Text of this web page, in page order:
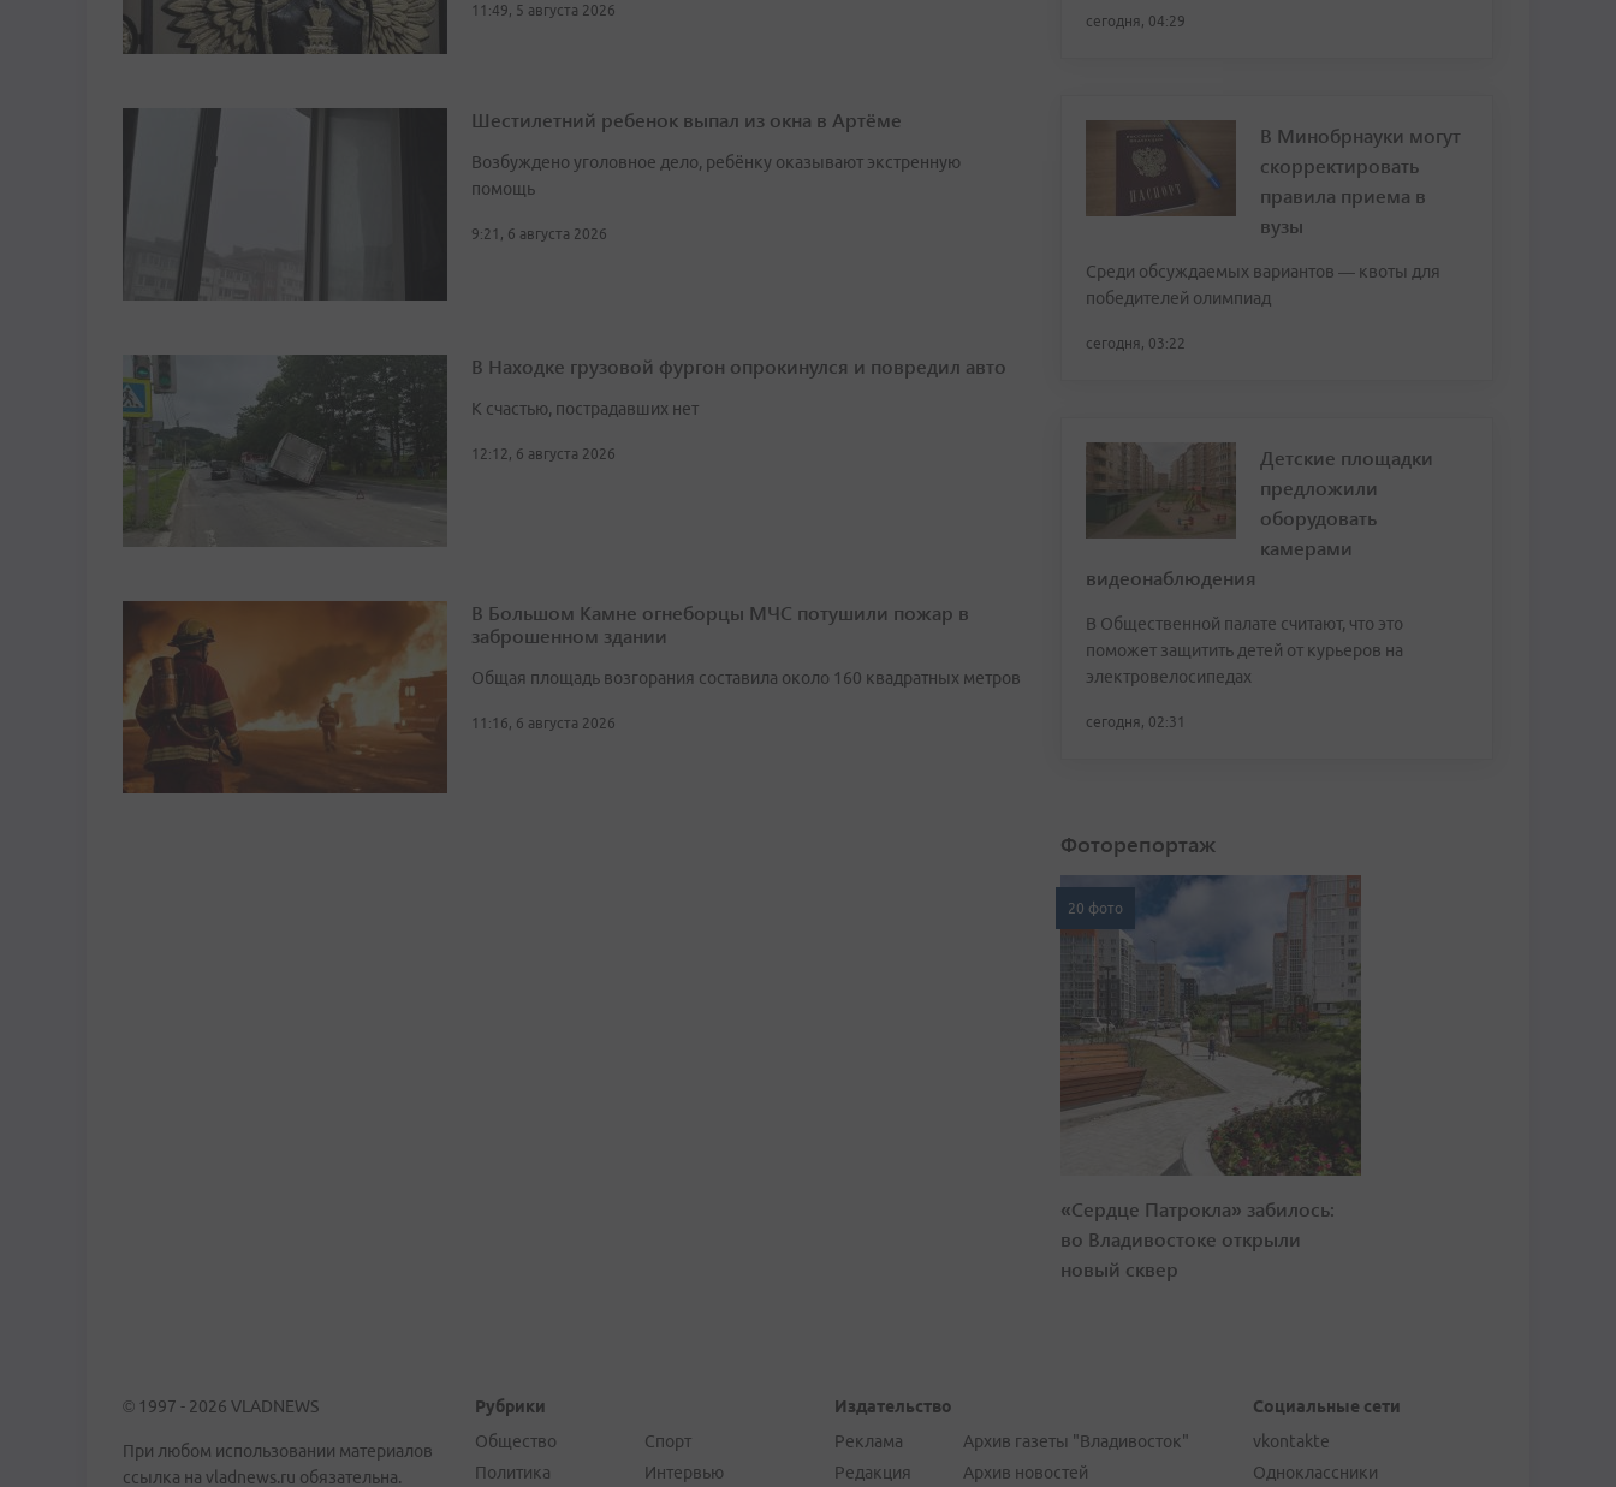
11:49, 5 августа 2026
Шестилетний ребенок выпал из окна в Артёме
Возбуждено уголовное дело, ребёнку оказывают экстренную
помощь
9:21, 6 августа 2026
В Находке грузовой фургон опрокинулся и повредил авто
К счастью, пострадавших нет
12:12, 6 августа 2026
В Большом Камне огнеборцы МЧС потушили пожар в
заброшенном здании
Общая площадь возгорания составила около 160 квадратных метров
11:16, 6 августа 2026
сегодня, 04:29
В Минобрнауки могут
скорректировать
правила приема в
вузы
Среди обсуждаемых вариантов — квоты для
победителей олимпиад
сегодня, 03:22
Детские площадки
предложили
оборудовать
камерами
видеонаблюдения
В Общественной палате считают, что это
поможет защитить детей от курьеров на
электровелосипедах
сегодня, 02:31
Фоторепортаж
20 фото
«Сердце Патрокла» забилось:
во Владивостоке открыли
новый сквер
© 1997 - 2026 VLADNEWS
При любом использовании материалов
ссылка на vladnews.ru обязательна.
Рубрики
Общество
Политика
Спорт
Интервью
Издательство
Реклама
Редакция
Архив газеты "Владивосток"
Архив новостей
Социальные сети
vkontakte
Одноклассники